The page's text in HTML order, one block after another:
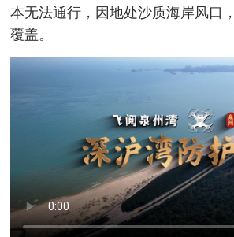
本无法通行，因地处沙质海岸风口
覆盖。